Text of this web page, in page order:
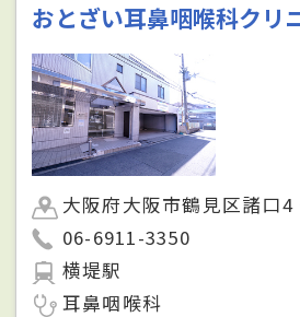
おとざい耳鼻咽喉科クリ
大阪府大阪市鶴見区諸口
06-6911-3350
横堤駅
耳鼻咽喉科